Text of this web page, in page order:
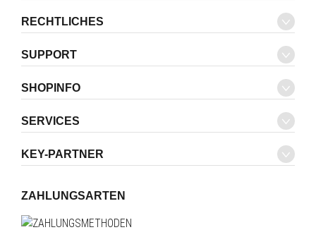
RECHTLICHES
SUPPORT
SHOPINFO
SERVICES
KEY-PARTNER
ZAHLUNGSARTEN